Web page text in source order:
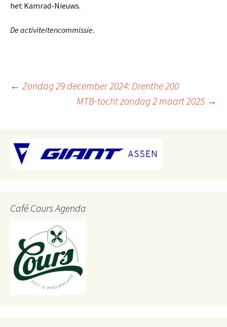
het Kamrad-Nieuws.
De activiteitencommissie.
Berichtnavigatie
← Zondag 29 december 2024: Drenthe 200
MTB-tocht zondag 2 maart 2025 →
Café Cours Agenda